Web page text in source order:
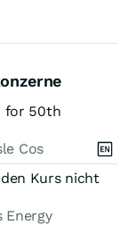
for 50th
Cos
Kurs nicht
Energy